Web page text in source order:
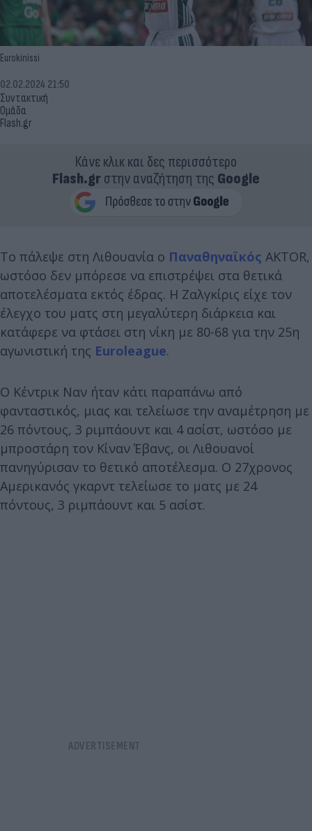
Eurokinissi
Συντακτική
Ομάδα
Flash.gr
02.02.2024 21:50
Κάνε κλικ και δες περισσότερο
Flash.grστην αναζήτηση της Google
Το πάλεψε στη Λιθουανία ο Παναθηναϊκός AKTOR,
ωστόσο δεν μπόρεσε να επιστρέψει στα θετικά
αποτελέσματα εκτός έδρας. Η Ζαλγκίρις είχε τον
έλεγχο του ματς στη μεγαλύτερη διάρκεια και
κατάφερε να φτάσει στη νίκη με 80-68 για την 25η
αγωνιστική της Euroleague.
Ο Κέντρικ Ναν ήταν κάτι παραπάνω από
φανταστικός, μιας και τελείωσε την αναμέτρηση με
26 πόντους, 3 ριμπάουντ και 4 ασίστ, ωστόσο με
μπροστάρη τον Κίναν Έβανς, οι Λιθουανοί
πανηγύρισαν το θετικό αποτέλεσμα. Ο 27χρονος
Αμερικανός γκαρντ τελείωσε το ματς με 24
πόντους, 3 ριμπάουντ και 5 ασίστ.